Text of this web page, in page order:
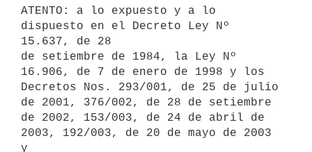
ATENTO: a lo expuesto y a lo
dispuesto en el Decreto Ley Nº
15.637, de 28
de setiembre de 1984, la Ley Nº
16.906, de 7 de enero de 1998 y los
Decretos Nos. 293/001, de 25 de julio
de 2001, 376/002, de 28 de setiembre
de 2002, 153/003, de 24 de abril de
2003, 192/003, de 20 de mayo de 2003
y